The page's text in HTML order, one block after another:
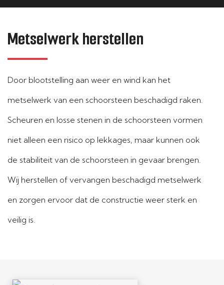
Metselwerk herstellen
Door blootstelling aan weer en wind kan het
metselwerk van een schoorsteen beschadigd raken.
Scheuren en losse stenen in de schoorsteen vormen
niet alleen een risico op lekkages, maar kunnen ook
de stabiliteit van de schoorsteen in gevaar brengen.
Wij herstellen of vervangen beschadigd metselwerk
en zorgen ervoor dat de constructie weer sterk en
veilig is.